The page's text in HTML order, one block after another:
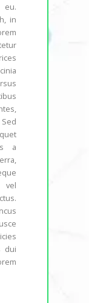
in
a
dui